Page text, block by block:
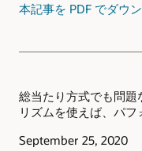
本記事を PDF でダウ
総当たり方式でも問
リズムを使えば、パ
September 25, 2020